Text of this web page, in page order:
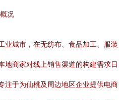
况
业城市，在无纺布、食品加工、服装
地商家对线上销售渠道的构建需求日
注于为仙桃及周边地区企业提供电商